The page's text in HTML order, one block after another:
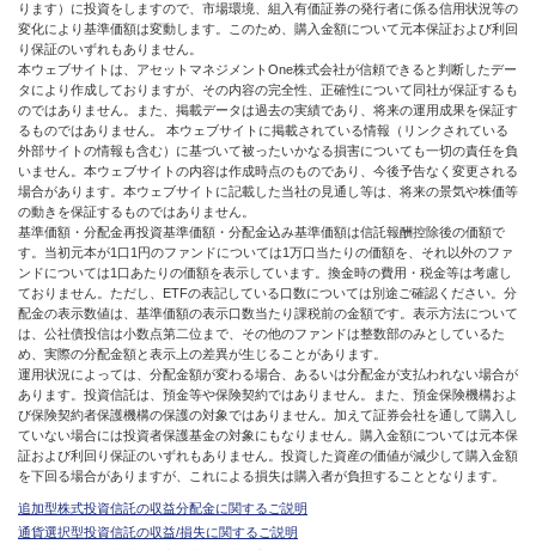
ります）に投資をしますので、市場環境、組入有価証券の発行者に係る信用状況等の
変化により基準価額は変動します。このため、購入金額について元本保証および利回
り保証のいずれもありません。
本ウェブサイトは、アセットマネジメントOne株式会社が信頼できると判断したデー
タにより作成しておりますが、その内容の完全性、正確性について同社が保証するも
のではありません。また、掲載データは過去の実績であり、将来の運用成果を保証す
るものではありません。 本ウェブサイトに掲載されている情報（リンクされている
外部サイトの情報も含む）に基づいて被ったいかなる損害についても一切の責任を負
いません。本ウェブサイトの内容は作成時点のものであり、今後予告なく変更される
場合があります。本ウェブサイトに記載した当社の見通し等は、将来の景気や株価等
の動きを保証するものではありません。
基準価額・分配金再投資基準価額・分配金込み基準価額は信託報酬控除後の価額で
す。当初元本が1口1円のファンドについては1万口当たりの価額を、それ以外のファ
ンドについては1口あたりの価額を表示しています。換金時の費用・税金等は考慮し
ておりません。ただし、ETFの表記している口数については別途ご確認ください。分
配金の表示数値は、基準価額の表示口数当たり課税前の金額です。表示方法について
は、公社債投信は小数点第二位まで、その他のファンドは整数部のみとしているた
め、実際の分配金額と表示上の差異が生じることがあります。
運用状況によっては、分配金額が変わる場合、あるいは分配金が支払われない場合が
あります。投資信託は、預金等や保険契約ではありません。また、預金保険機構およ
び保険契約者保護機構の保護の対象ではありません。加えて証券会社を通して購入し
ていない場合には投資者保護基金の対象にもなりません。購入金額については元本保
証および利回り保証のいずれもありません。投資した資産の価値が減少して購入金額
を下回る場合がありますが、これによる損失は購入者が負担することとなります。
追加型株式投資信託の収益分配金に関するご説明
通貨選択型投資信託の収益/損失に関するご説明